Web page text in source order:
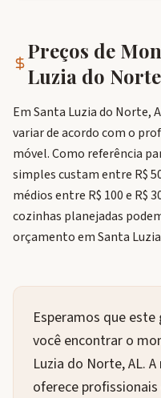
Preços de
Luzia do Norte
Em Santa Luzia do Norte,
variar de acordo com o
móvel. Como referência
simples custam entre R$
médios entre R$ 100 e R$
cozinhas planejadas
orçamento em Santa
Esperamos que
você encontrar o
Luzia do Norte, AL.
oferece